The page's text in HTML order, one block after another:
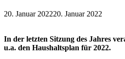
20. Januar 202220. Januar 2022
In der letzten Sitzung des Jahres
u.a. den Haushaltsplan für 2022.